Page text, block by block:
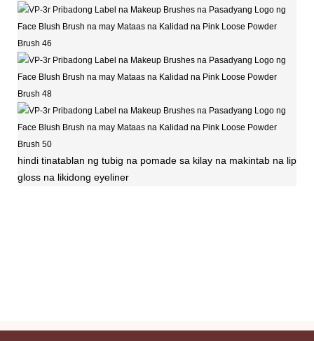
hindi tinatablan ng tubig na pomade sa kilay na makintab na lip
gloss na likidong eyeliner